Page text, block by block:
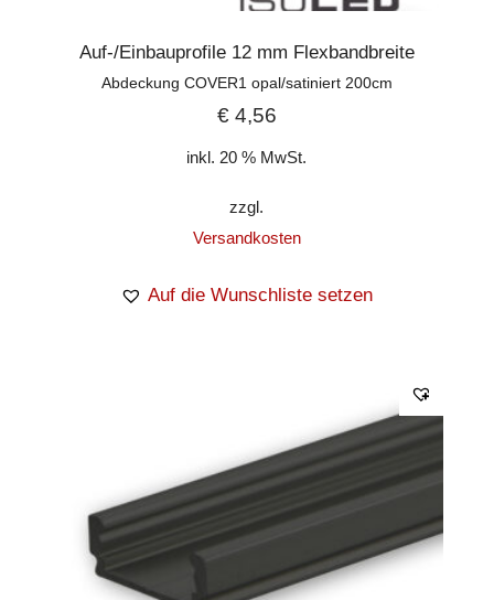
Auf-/Einbauprofile 12 mm Flexbandbreite
Abdeckung COVER1 opal/satiniert 200cm
€4,56
inkl. 20 % MwSt.
zzgl.
Versandkosten
Auf die Wunschliste setzen